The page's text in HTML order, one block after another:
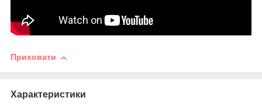
Приховати
Характеристики